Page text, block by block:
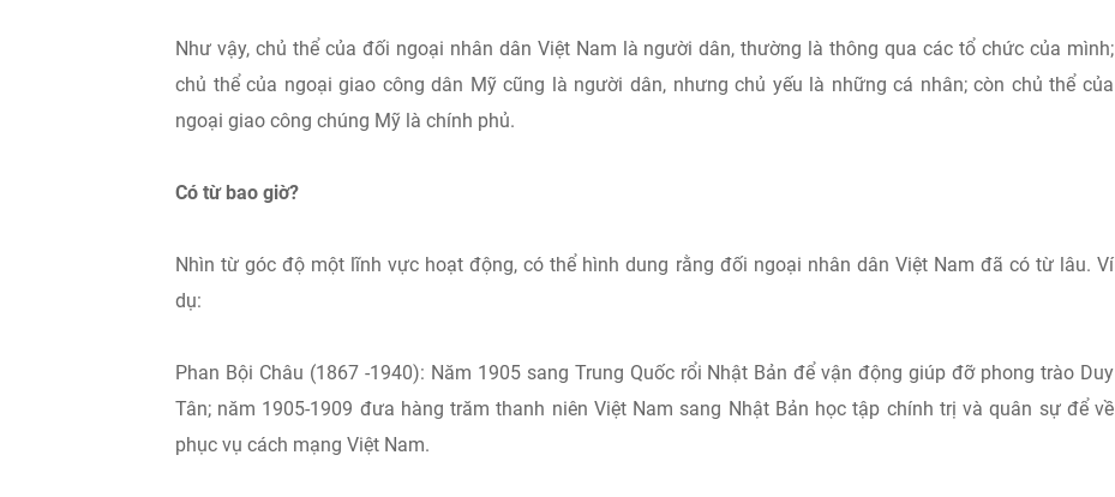
Như vậy, chủ thể của đối ngoại nhân dân Việt Nam là người dân, thường là thông qua các tổ chức của mình;
chủ thể của ngoại giao công dân Mỹ cũng là người dân, nhưng chủ yếu là những cá nhân; còn chủ thể của
ngoại giao công chúng Mỹ là chính phủ.
Có từ bao giờ?
Nhìn từ góc độ một lĩnh vực hoạt động, có thể hình dung rằng đối ngoại nhân dân Việt Nam đã có từ lâu. Ví
dụ:
Phan Bội Châu (1867 -1940): Năm 1905 sang Trung Quốc rổi Nhật Bản để vận động giúp đỡ phong trào Duy
Tân; năm 1905-1909 đưa hàng trăm thanh niên Việt Nam sang Nhật Bản học tập chính trị và quân sự để về
phục vụ cách mạng Việt Nam.